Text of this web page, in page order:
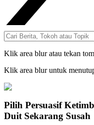
Klik area blur atau tekan
Klik area blur untuk
Pilih Persuasif
Duit Sekarang Susah